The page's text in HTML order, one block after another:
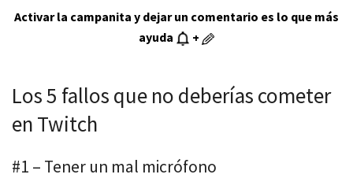
Activar la campanita y dejar un comentario es lo que más
ayuda
+
Los 5 fallos que no deberías cometer
en Twitch
#1 – Tener un mal micrófono